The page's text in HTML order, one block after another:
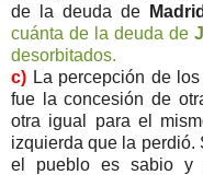
de la deuda de
Madrid
cuánta de la deuda de
desorbitados.
c) La percepción de
fue la concesión de
otra igual para el
izquierda que la perdió.
el pueblo es sabio y